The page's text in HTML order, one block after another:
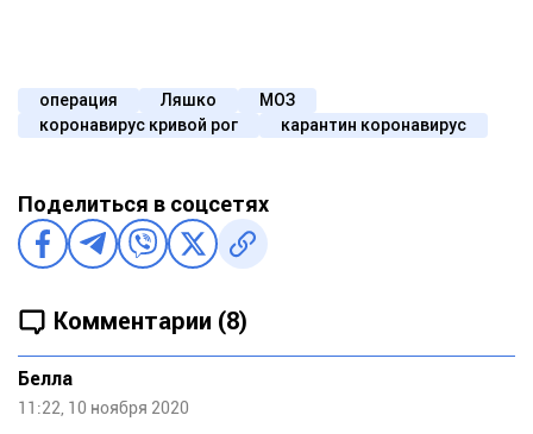
операция Ляшко
МОЗ
коронавирус кривой рог
карантин коронавирус
Поделиться в соцсетях
Комментарии (8)
Белла
11:22, 10 ноября 2020